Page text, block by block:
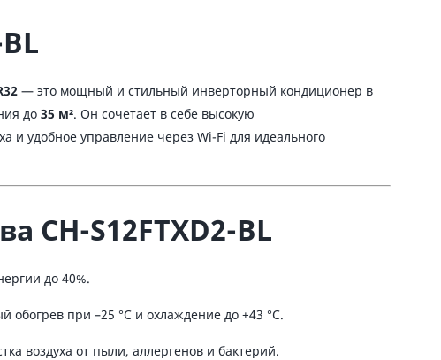
— это мощный и стильный инверторный кондиционер в
до 35 м². Он сочетает в себе высокую
и удобное управление через Wi-Fi для идеального
CH-S12FTXD2-BL
до 40%.
обогрев при –25 °C и охлаждение до +43 °C.
воздуха от пыли, аллергенов и бактерий.